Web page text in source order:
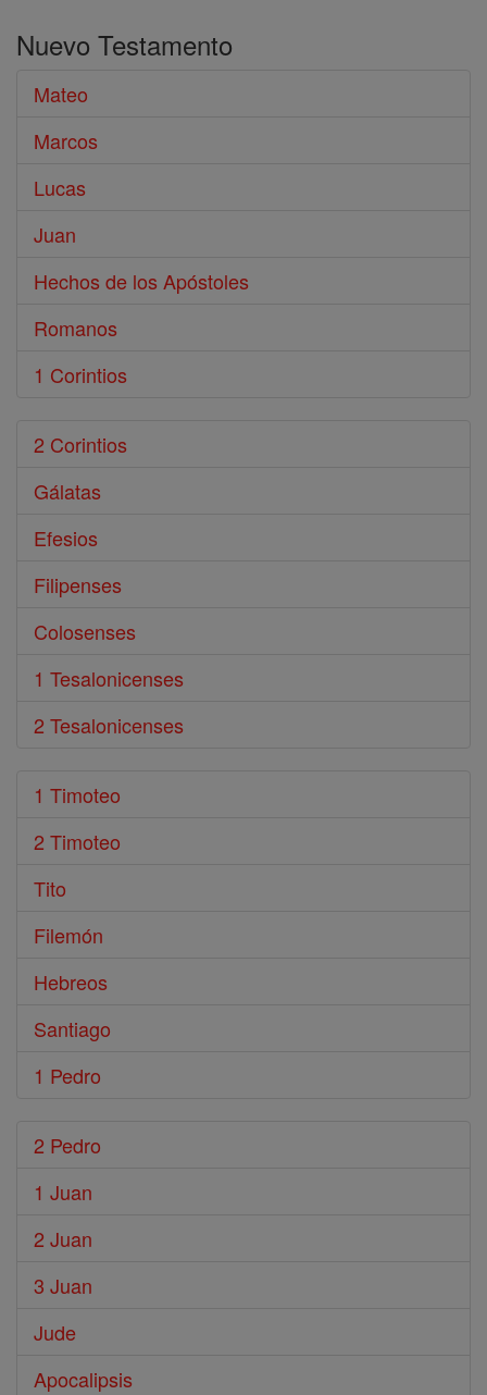
Nuevo Testamento
Mateo
Marcos
Lucas
Juan
Hechos de los Apóstoles
Romanos
1 Corintios
2 Corintios
Gálatas
Efesios
Filipenses
Colosenses
1 Tesalonicenses
2 Tesalonicenses
1 Timoteo
2 Timoteo
Tito
Filemón
Hebreos
Santiago
1 Pedro
2 Pedro
1 Juan
2 Juan
3 Juan
Jude
Apocalipsis